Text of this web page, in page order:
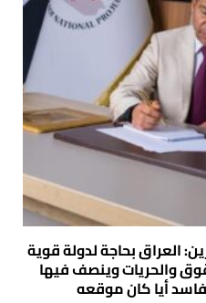
العراق بحاجة لدولة قوية
والحريات وينصف فيها
أيا كان موقعه